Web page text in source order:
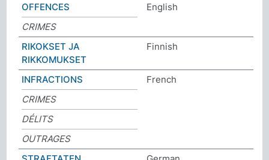
OFFENCES
English
CRIMES
RIKOKSET JA
RIKKOMUKSET
Finnish
INFRACTIONS
French
CRIMES
DÉLITS
OUTRAGES